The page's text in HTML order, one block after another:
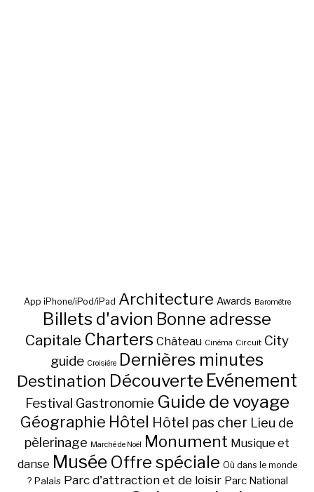
App iPhone/iPod/iPad Architecture Awards Baromètre
Billets d'avion Bonne adresse
Capitale Charters Château Cinéma Circuit City
guide Croisière Dernières minutes
Destination Découverte Evénement
Festival Gastronomie Guide de voyage
Géographie Hôtel Hôtel pas cher Lieu de
pèlerinage Marché de Noël Monument Musique et
danse Musée Offre spéciale Où dans le monde
? Palais Parc d'attraction et de loisir Parc National